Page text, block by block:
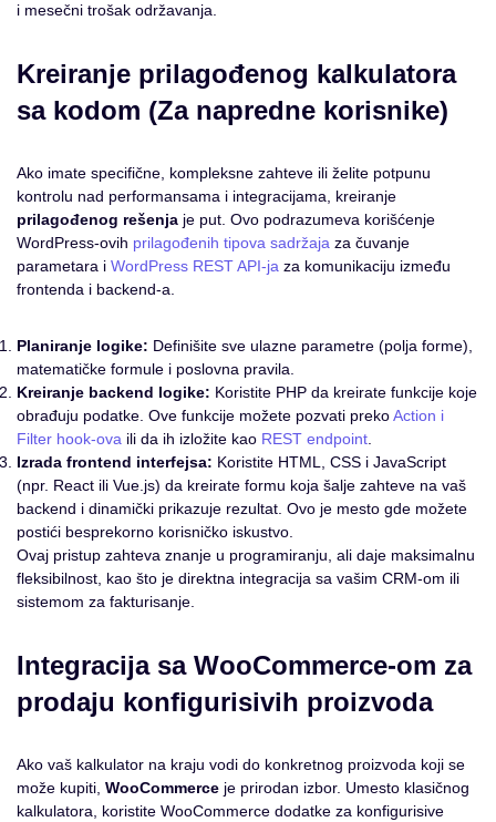
i mesečni trošak održavanja.
Kreiranje prilagođenog kalkulatora
sa kodom (Za napredne korisnike)
Ako imate specifične, kompleksne zahteve ili želite potpunu
kontrolu nad performansama i integracijama, kreiranje
prilagođenog rešenja je put. Ovo podrazumeva korišćenje
WordPress-ovih prilagođenih tipova sadržaja za čuvanje
parametara i WordPress REST API-ja za komunikaciju između
frontenda i backend-a.
Planiranje logike: Definišite sve ulazne parametre (polja forme),
matematičke formule i poslovna pravila.
Kreiranje backend logike: Koristite PHP da kreirate funkcije koje
obrađuju podatke. Ove funkcije možete pozvati prekoAction i
Filter hook-ova ili da ih izložite kao REST endpoint
Izrada frontend interfejsa: Koristite HTML, CSS i JavaScript
(npr. React ili Vue.js) da kreirate formu koja šalje zahteve na vaš
backend i dinamički prikazuje rezultat. Ovo je mesto gde možete
postići besprekorno korisničko iskustvo.
Ovaj pristup zahteva znanje u programiranju, ali daje maksimalnu
fleksibilnost, kao što je direktna integracija sa vašim CRM-om ili
sistemom za fakturisanje.
Integracija sa WooCommerce-om za
prodaju konfigurisivih proizvoda
Ako vaš kalkulator na kraju vodi do konkretnog proizvoda koji se
može kupiti, WooCommerce je prirodan izbor. Umesto klasičnog
kalkulatora, koristite WooCommerce dodatke za konfigurisive